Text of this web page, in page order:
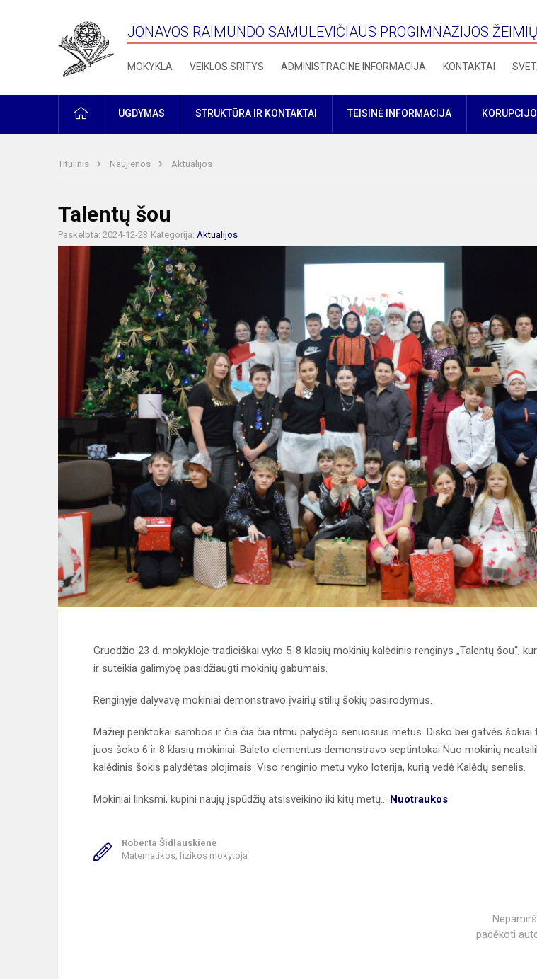
JONAVOS RAIMUNDO SAMULEVIČIAUS PROGIMNAZIJOS
MOKYKLA VEIKLOS SRITYS ADMINISTRACINĖ INFORMACIJA KONTAKTAI
PRADŽIAUGDYMAS STRUKTŪRA IR KONTAKTAI TEISINĖ INFORMACIJA
Titulinis Naujienos Aktualijos
Talentų šou
Paskelbta: 2024-12-23 Kategorija: Aktualijos
Gruodžio 23 d. mokykloje tradiciškai vyko 5-8 klasių mokinių kalėdinis renginys „Talentų šou“,
ir suteikia galimybę pasidžiaugti mokinių gabumais.
Renginyje dalyvavę mokiniai demonstravo įvairių stilių šokių pasirodymus.
Mažieji penktokai sambos ir čia čia čia ritmu palydėjo senuosius metus. Disko bei gatvės šokiai
juos šoko 6 ir 8 klasių mokiniai. Baleto elementus demonstravo septintokai Nuo mokinių
kalėdinis šokis palydėtas plojimais. Viso renginio metu vyko loterija, kurią vedė Kalėdų senelis.
Mokiniai linksmi, kupini naujų įspūdžių atsisveikino iki kitų metų... Nuotraukos
Roberta Šidlauskienė
Matematikos, fizikos mokytoja
padėkoti